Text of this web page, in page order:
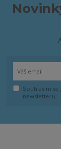
Souhlasím se
newsletteru.